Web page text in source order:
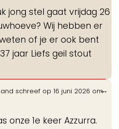
jong stel gaat vrijdag 26
Wij hebben er
of je er ook bent
jaar Liefs geil stout
schreef op 16 juni 2026 om
onze 1e keer Azzurra.
...